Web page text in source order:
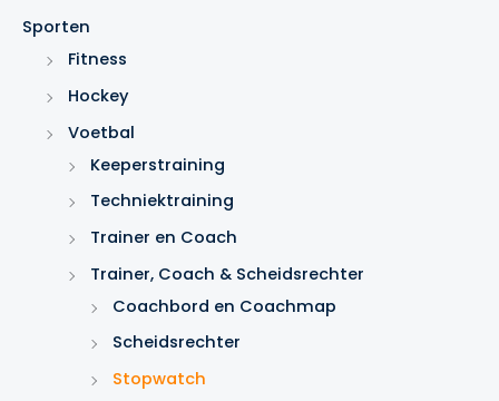
e
Sporten
Fitness
Hockey
Voetbal
Keeperstraining
Techniektraining
Trainer en Coach
Trainer, Coach & Scheidsrechter
Coachbord en Coachmap
Scheidsrechter
Stopwatch